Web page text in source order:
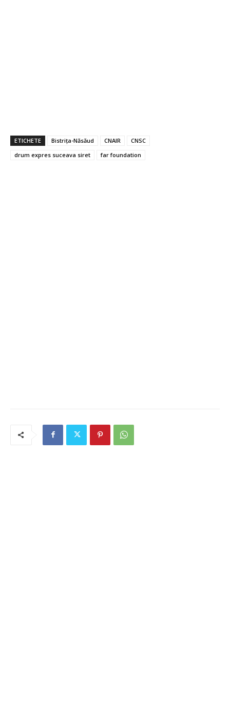
ETICHETE Bistrița-Năsăud CNAIR
CNSC
drum expres suceava siret
far foundation